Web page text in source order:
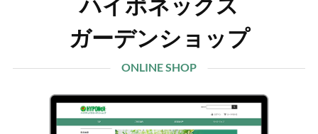
ハイポネックス
ガーデンショップ
ONLINE SHOP